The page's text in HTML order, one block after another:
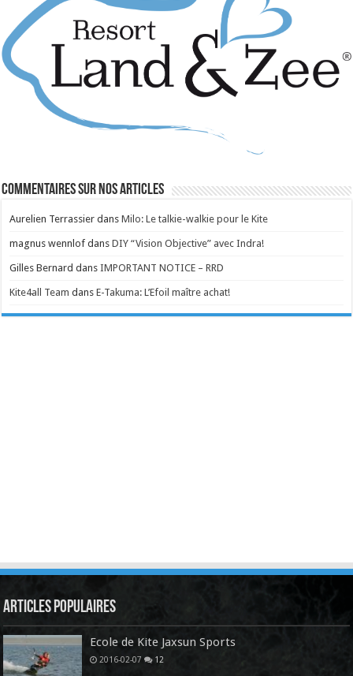
Commentaires sur nos articles
Aurelien Terrassier dansMilo: Le talkie-walkie pour le Kite
magnus wennlof dansDIY “Vision Objective” avec Indra!
Gilles Bernard dansIMPORTANT NOTICE – RRD
Kite4all Team dansE-Takuma: L’Efoil maître achat!
Articles Populaires
Ecole de Kite Jaxsun Sports
2016-02-07 12